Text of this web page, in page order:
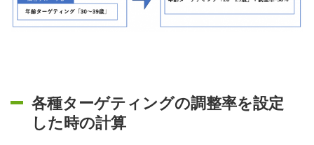
各種ターゲティングの調整率を設定
した時の計算